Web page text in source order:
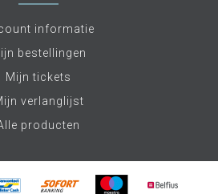
informatie
bestellingen
Mijn tickets
verlanglijst
producten